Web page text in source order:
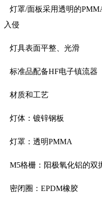
灯罩/面板采用透明的
入侵
灯具表面平整、光滑
标准品配备HF电子镇流器
材质和工艺
灯体：镀锌钢板
灯罩：透明PMMA
M5格栅：阳极氧化铝的双
密闭圈：EPDM橡胶